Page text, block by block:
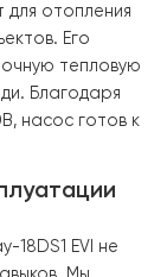
при низких